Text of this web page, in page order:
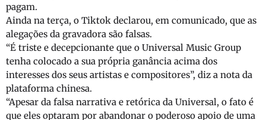
pagam.
Ainda na terça, o Tiktok declarou, em comunicado, que as
alegações da gravadora são falsas.
“É triste e decepcionante que o Universal Music Group
tenha colocado a sua própria ganância acima dos
interesses dos seus artistas e compositores”, diz a nota da
plataforma chinesa.
“Apesar da falsa narrativa e retórica da Universal, o fato é
que eles optaram por abandonar o poderoso apoio de uma